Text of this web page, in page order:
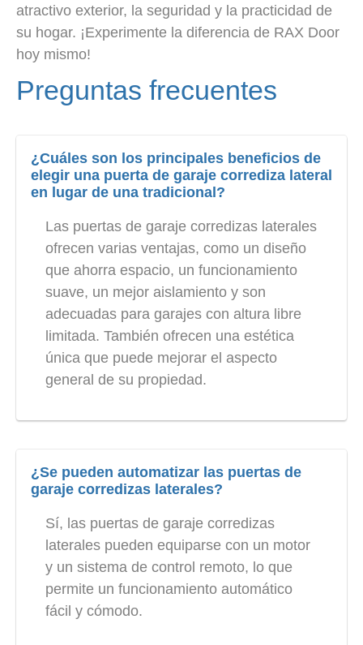
atractivo exterior, la seguridad y la practicidad de
su hogar. ¡Experimente la diferencia de RAX Door
hoy mismo!
Preguntas frecuentes
¿Cuáles son los principales beneficios de
elegir una puerta de garaje corrediza lateral
en lugar de una tradicional?
Las puertas de garaje corredizas laterales
ofrecen varias ventajas, como un diseño
que ahorra espacio, un funcionamiento
suave, un mejor aislamiento y son
adecuadas para garajes con altura libre
limitada. También ofrecen una estética
única que puede mejorar el aspecto
general de su propiedad.
¿Se pueden automatizar las puertas de
garaje corredizas laterales?
Sí, las puertas de garaje corredizas
laterales pueden equiparse con un motor
y un sistema de control remoto, lo que
permite un funcionamiento automático
fácil y cómodo.